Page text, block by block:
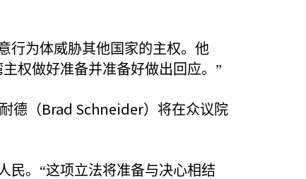
行为体威胁其他国家的主权。他
权做好准备并准备好做出回应。”
德（Brad Schneider）将在众议院
民。“这项立法将准备与决心相结